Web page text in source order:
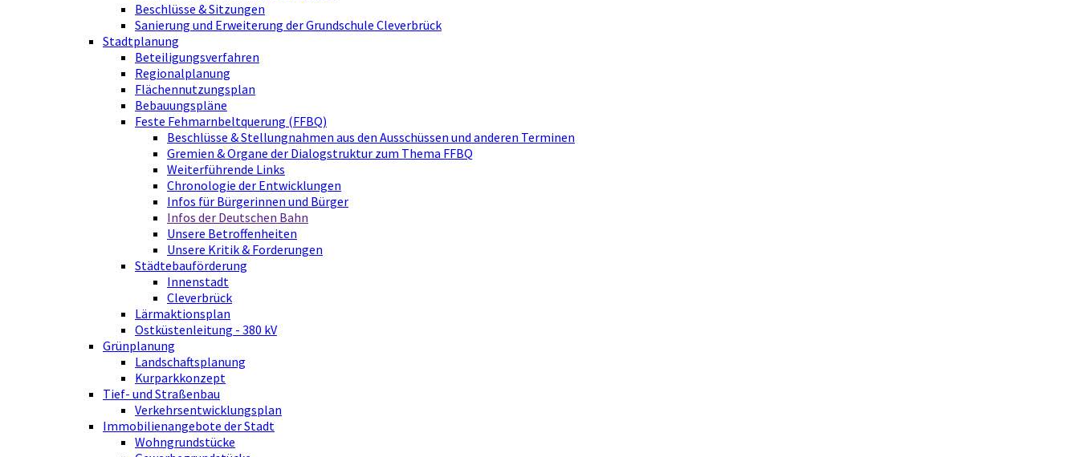
Beschlüsse & Sitzungen
Sanierung und Erweiterung der Grundschule Cleverbrück
Stadtplanung
Beteiligungsverfahren
Regionalplanung
Flächennutzungsplan
Bebauungspläne
Feste Fehmarnbeltquerung (FFBQ)
Beschlüsse & Stellungnahmen aus den Ausschüssen und anderen Terminen
Gremien & Organe der Dialogstruktur zum Thema FFBQ
Weiterführende Links
Chronologie der Entwicklungen
Infos für Bürgerinnen und Bürger
Infos der Deutschen Bahn
Unsere Betroffenheiten
Unsere Kritik & Forderungen
Städtebauförderung
Innenstadt
Cleverbrück
Lärmaktionsplan
Ostküstenleitung - 380 kV
Grünplanung
Landschaftsplanung
Kurparkkonzept
Tief- und Straßenbau
Verkehrsentwicklungsplan
Immobilienangebote der Stadt
Wohngrundstücke